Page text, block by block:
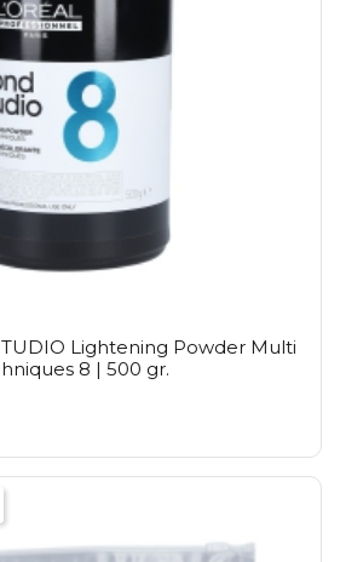
Lightening Powder Multi
8 | 500 gr.